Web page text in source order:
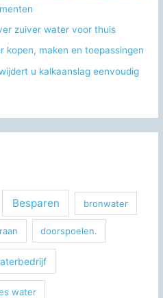
zuiver water voor thuis
kopen, maken en toepassingen
u kalkaanslag eenvoudig
Besparen bronwater
doorspoelen.
water